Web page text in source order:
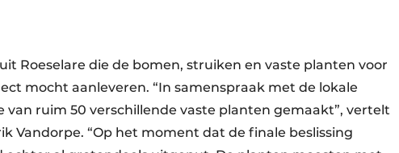
Roeselare die de bomen, struiken en vaste planten voor
mocht aanleveren. “In samenspraak met de lokale
van ruim 50 verschillende vaste planten gemaakt”, vertelt
Vandorpe. “Op het moment dat de finale beslissing